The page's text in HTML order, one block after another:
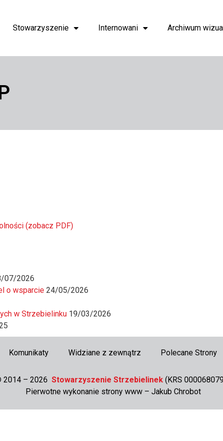
Stowarzyszenie Internowani Archiwum
(zobacz PDF)
07/2026
o wsparcie 24/05/2026
w Strzebielinku 19/03/2026
Komunikaty Widziane z zewnątrz Polecane Strony
2014 – 2026 Stowarzyszenie Strzebielinek (KRS
Pierwotne wykonanie strony www – Jakub Chrobot